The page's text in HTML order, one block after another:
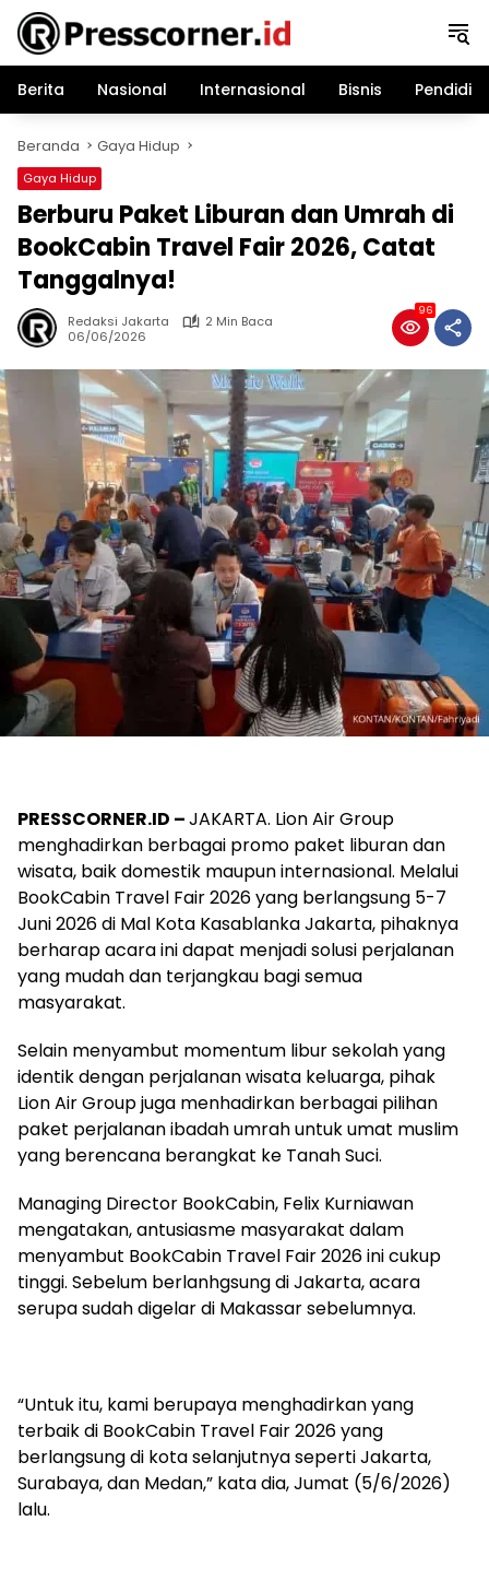
Langsung
konten
Berita
Nasional Internasional Bisnis
Beranda Gaya Hidup
Gaya Hidup
Berburu Paket Liburan dan Umrah di
BookCabin Travel Fair 2026, Catat
Tanggalnya!
Redaksi Jakarta
2 Min Baca
06/06/2026
96
PRESSCORNER.ID –JAKARTA. Lion Air Group
menghadirkan berbagai promo paket liburan dan
wisata, baik domestik maupun internasional. Melalui
BookCabin Travel Fair 2026 yang berlangsung 5-7
Juni 2026 di Mal Kota Kasablanka Jakarta, pihaknya
berharap acara ini dapat menjadi solusi perjalanan
yang mudah dan terjangkau bagi semua
masyarakat.
Selain menyambut momentum libur sekolah yang
identik dengan perjalanan wisata keluarga, pihak
Lion Air Group juga menhadirkan berbagai pilihan
paket perjalanan ibadah umrah untuk umat muslim
yang berencana berangkat ke Tanah Suci.
Managing Director BookCabin, Felix Kurniawan
mengatakan, antusiasme masyarakat dalam
menyambut BookCabin Travel Fair 2026 ini cukup
tinggi. Sebelum berlanhgsung di Jakarta, acara
serupa sudah digelar di Makassar sebelumnya.
“Untuk itu, kami berupaya menghadirkan yang
terbaik di BookCabin Travel Fair 2026 yang
berlangsung di kota selanjutnya seperti Jakarta,
Surabaya, dan Medan,” kata dia, Jumat (5/6/2026)
lalu.